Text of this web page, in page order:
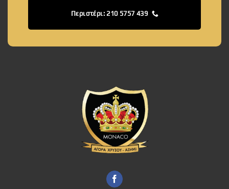
Περιστέρι: 210 5757 439